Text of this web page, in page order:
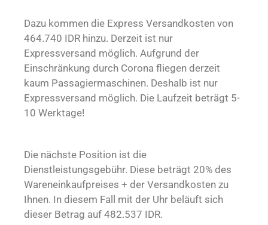
Dazu kommen die Express Versandkosten von
464.740 IDR hinzu. Derzeit ist nur
Expressversand möglich. Aufgrund der
Einschränkung durch Corona fliegen derzeit
kaum Passagiermaschinen. Deshalb ist nur
Expressversand möglich. Die Laufzeit beträgt 5-
10 Werktage!
Die nächste Position ist die
Dienstleistungsgebühr. Diese beträgt 20% des
Wareneinkaufpreises + der Versandkosten zu
Ihnen. In diesem Fall mit der Uhr beläuft sich
dieser Betrag auf 482.537 IDR.